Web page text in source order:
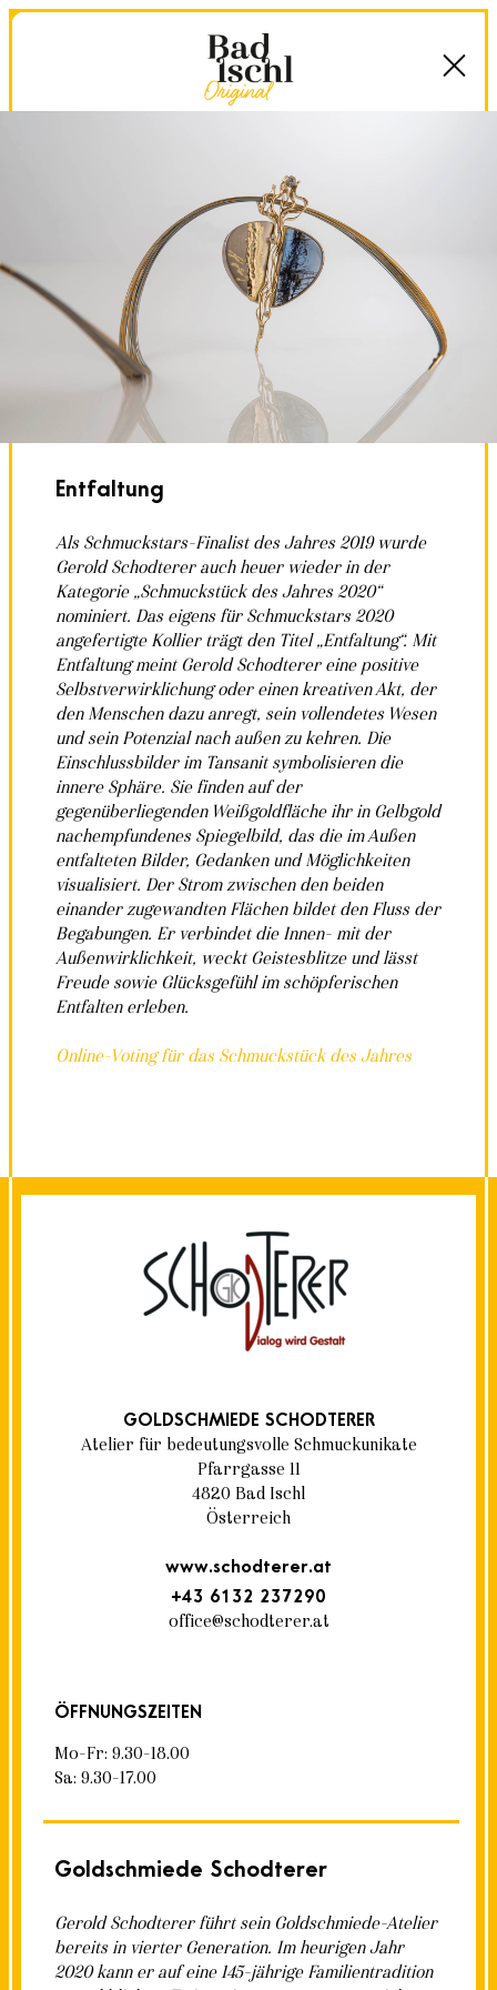
Entfaltung
Als Schmuckstars-Finalist des Jahres 2019 wurde
Gerold Schodterer auch heuer wieder in der
Kategorie „Schmuckstück des Jahres 2020“
nominiert. Das eigens für Schmuckstars 2020
angefertigte Kollier trägt den Titel „Entfaltung“. Mit
Entfaltung meint Gerold Schodterer eine positive
Selbstverwirklichung oder einen kreativen Akt, der
den Menschen dazu anregt, sein vollendetes Wesen
und sein Potenzial nach außen zu kehren. Die
Einschlussbilder im Tansanit symbolisieren die
innere Sphäre. Sie finden auf der
gegenüberliegenden Weißgoldfläche ihr in Gelbgold
nachempfundenes Spiegelbild, das die im Außen
entfalteten Bilder, Gedanken und Möglichkeiten
visualisiert. Der Strom zwischen den beiden
einander zugewandten Flächen bildet den Fluss der
Begabungen. Er verbindet die Innen- mit der
Außenwirklichkeit, weckt Geistesblitze und lässt
Freude sowie Glücksgefühl im schöpferischen
Entfalten erleben.
Online-Voting für das Schmuckstück des Jahres
GOLDSCHMIEDE SCHODTERER
Atelier für bedeutungsvolle Schmuckunikate
Pfarrgasse 11
4820 Bad Ischl
Österreich
www.schodterer.at
+43 6132 237290
office@schodterer.at
ÖFFNUNGSZEITEN
Mo–Fr: 9.30–18.00
Sa: 9.30–17.00
Goldschmiede Schodterer
Gerold Schodterer führt sein Goldschmiede-Atelier
bereits in vierter Generation. Im heurigen Jahr
2020 kann er auf eine 145-jährige Familientradition